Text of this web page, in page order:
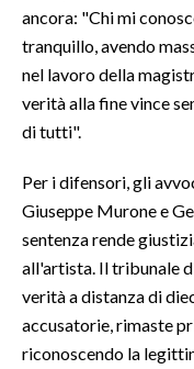
ancora: "Chi mi
tranquillo, avendo
nel lavoro della
verità alla fine vince
di tutti".
Per i difensori, gli
Giuseppe Murone e
sentenza rende
all'artista. Il tribunale
verità a distanza di
accusatorie, rimaste
riconoscendo la